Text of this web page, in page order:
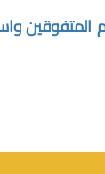
المتفوقين